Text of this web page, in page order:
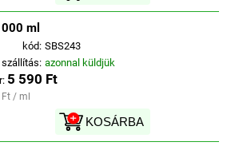
ml
kód: SBS243
szállítás: azonnal küldjük
5 590 Ft
/ ml
KOSÁRBA